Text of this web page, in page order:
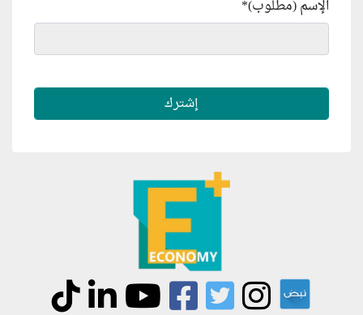
الإسم (مطلوب)*